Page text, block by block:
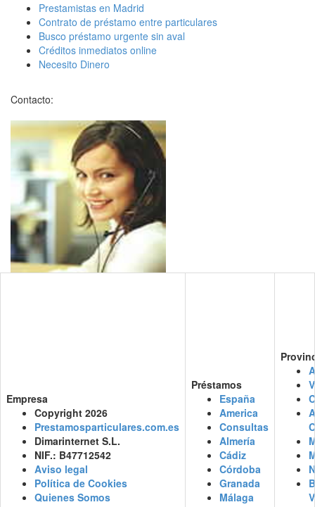
Prestamistas en Madrid
Contrato de préstamo entre particulares
Busco préstamo urgente sin aval
Créditos inmediatos online
Necesito Dinero
Contacto:
Empresa
Copyright 2026
Prestamosparticulares.com.es
Dimarinternet S.L.
NIF.: B47712542
Aviso legal
Política de Cookies
Quienes Somos
Préstamos
España
America
Consultas
Almería
Cádiz
Córdoba
Granada
Málaga
A